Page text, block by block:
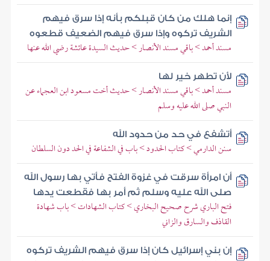
إنما هلك من كان قبلكم بأنه إذا سرق فيهم
الشريف تركوه وإذا سرق فيهم الضعيف قطعوه
مسند أحمد > باقي مسند الأنصار > حديث السيدة عائشة رضي الله عنها
لأن تطهر خير لها
مسند أحمد > باقي مسند الأنصار > حديث أخت مسعود ابن العجماء عن
النبي صلى الله عليه وسلم
أتشفع في حد من حدود الله
سنن الدارمي > كتاب الحدود > باب في الشفاعة في الحد دون السلطان
أن امرأة سرقت في غزوة الفتح فأتي بها رسول الله
صلى الله عليه وسلم ثم أمر بها فقطعت يدها
فتح الباري شرح صحيح البخاري > كتاب الشهادات > باب شهادة
القاذف والسارق والزاني
إن بني إسرائيل كان إذا سرق فيهم الشريف تركوه